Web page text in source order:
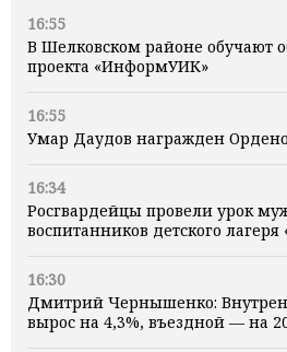
16:55
В Шелковском районе обучают
проекта «ИнформУИК»
16:55
Умар Даудов награжден
16:34
Росгвардейцы провели урок
воспитанников детского
16:30
Дмитрий Чернышенко:
вырос на 4,3%, въездной — на